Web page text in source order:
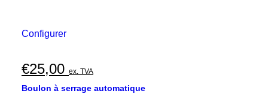
Configurer
€25,00 ex. TVA
Boulon à serrage automatique